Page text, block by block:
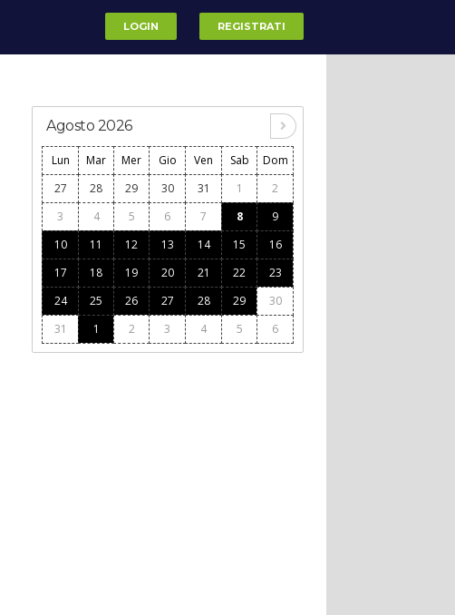
LOGIN REGISTRATI
Agosto 2026
Lun Mar Mer Gio Ven Sab
Dom
27
28 29 30 31 1
2
3
4 5 6 7 8
9
10
11 12 13 14 15
16
17
18 19 20 21 22
23
24
25 26 27 28 29
30
31
1 2 3 4 5 6